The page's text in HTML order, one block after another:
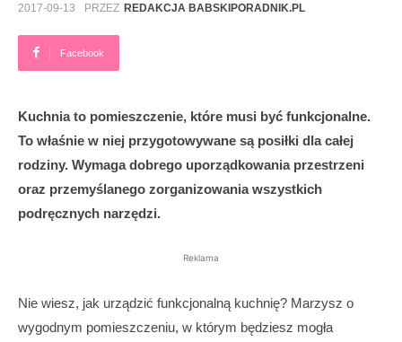
2017-09-13 PRZEZ REDAKCJA BABSKIPORADNIK.PL
Facebook
Kuchnia to pomieszczenie, które musi być funkcjonalne.
To właśnie w niej przygotowywane są posiłki dla całej
rodziny. Wymaga dobrego uporządkowania przestrzeni
oraz przemyślanego zorganizowania wszystkich
podręcznych narzędzi.
Reklama
Nie wiesz, jak urządzić funkcjonalną kuchnię? Marzysz o
wygodnym pomieszczeniu, w którym będziesz mogła